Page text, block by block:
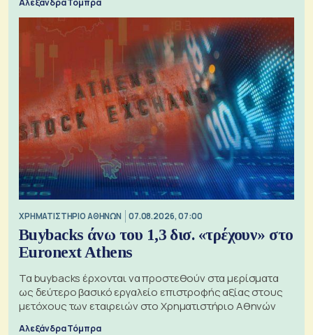
XΡΗΜΑΤΙΣΤΗΡΙΟ ΑΘΗΝΩΝ 07.08.2026, 07:00
Buybacks άνω του 1,3 δισ. «τρέχουν» στο
Euronext Athens
Τα buybacks έρχονται να προστεθούν στα μερίσματα
ως δεύτερο βασικό εργαλείο επιστροφής αξίας στους
μετόχους των εταιρειών στο Χρηματιστήριο Αθηνών
Αλεξάνδρα Τόμπρα